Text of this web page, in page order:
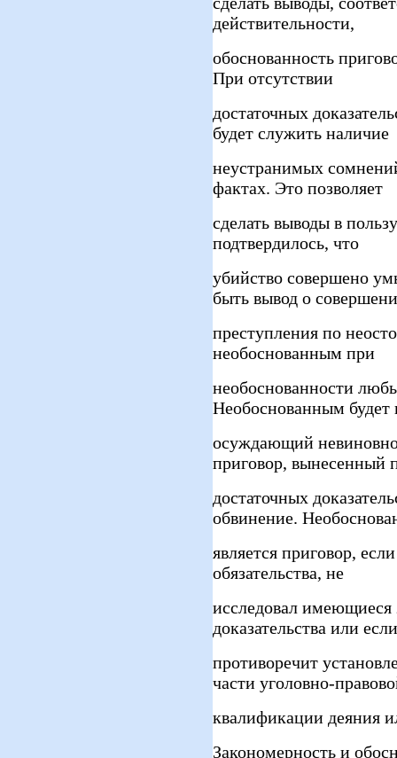
действительности,
обоснованность
При отсутствии
достаточных
будет служить наличие
неустранимых
фактах. Это позволяет
сделать выводы в
подтвердилось, что
убийство совершено
быть вывод о
преступления по
необоснованным при
необоснованности
Необоснованным будет
осуждающий
приговор, вынесенный
достаточных
обвинение.
является приговор,
обязательства, не
исследовал имеющиеся
доказательства или
противоречит
части уголовно-
квалификации деяния
Закономерность и